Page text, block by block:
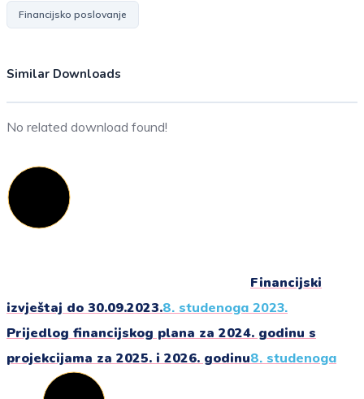
Financijsko poslovanje
Similar Downloads
No related download found!
Financijski
izvještaj do 30.09.2023.8. studenoga 2023.
Prijedlog financijskog plana za 2024. godinu s
projekcijama za 2025. i 2026. godinu8. studenoga